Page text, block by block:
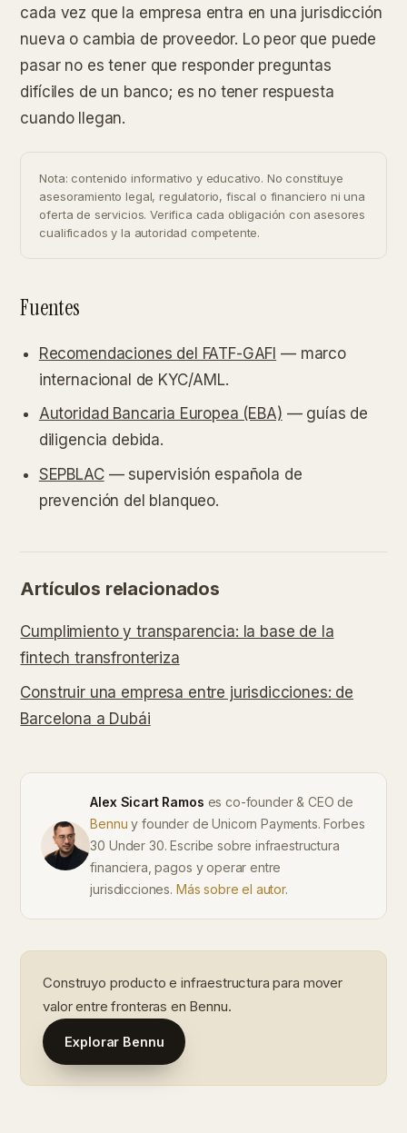
cada vez que la empresa entra en una jurisdicción
nueva o cambia de proveedor. Lo peor que puede
pasar no es tener que responder preguntas
difíciles de un banco; es no tener respuesta
cuando llegan.
Nota: contenido informativo y educativo. No constituye
asesoramiento legal, regulatorio, fiscal o financiero ni una
oferta de servicios. Verifica cada obligación con asesores
cualificados y la autoridad competente.
Fuentes
Recomendaciones del FATF-GAFI — marco
internacional de KYC/AML.
Autoridad Bancaria Europea (EBA) — guías de
diligencia debida.
SEPBLAC— supervisión española de
prevención del blanqueo.
Artículos relacionados
Cumplimiento y transparencia: la base de la
fintech transfronteriza
Construir una empresa entre jurisdicciones: de
Barcelona a Dubái
Alex Sicart Ramos es co-founder & CEO de
Bennu y founder de Unicorn Payments. Forbes
30 Under 30. Escribe sobre infraestructura
financiera, pagos y operar entre
jurisdicciones. Más sobre el autor.
Construyo producto e infraestructura para mover
valor entre fronteras en Bennu.
Explorar Bennu